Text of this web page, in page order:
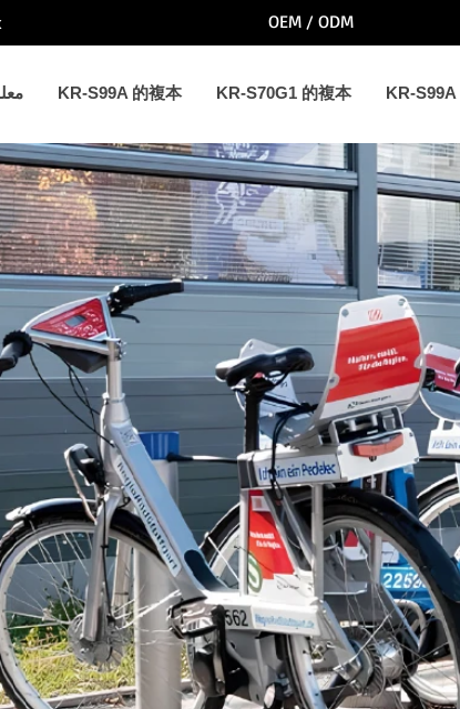
OEM / ODM
KR-S99A 的複本 KR-S70G1 的複本 KR-S99A
محطة الدراجات
محطة